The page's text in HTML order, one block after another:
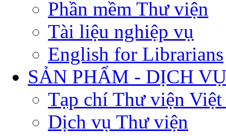
Phần mềm Thư viện
Tài liệu nghiệp vụ
English for Librarians
SẢN PHẨM - DỊCH VỤ
Tạp chí Thư viện Việt
Dịch vụ Thư viện